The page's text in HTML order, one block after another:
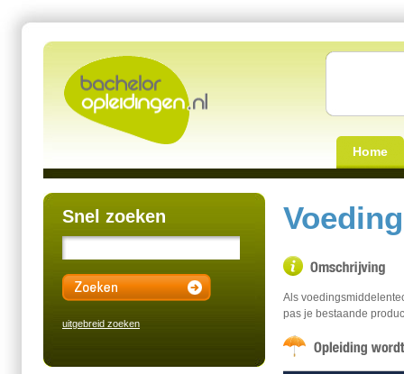
Home
Snel zoeken
uitgebreid zoeken
Als
pas je bestaande